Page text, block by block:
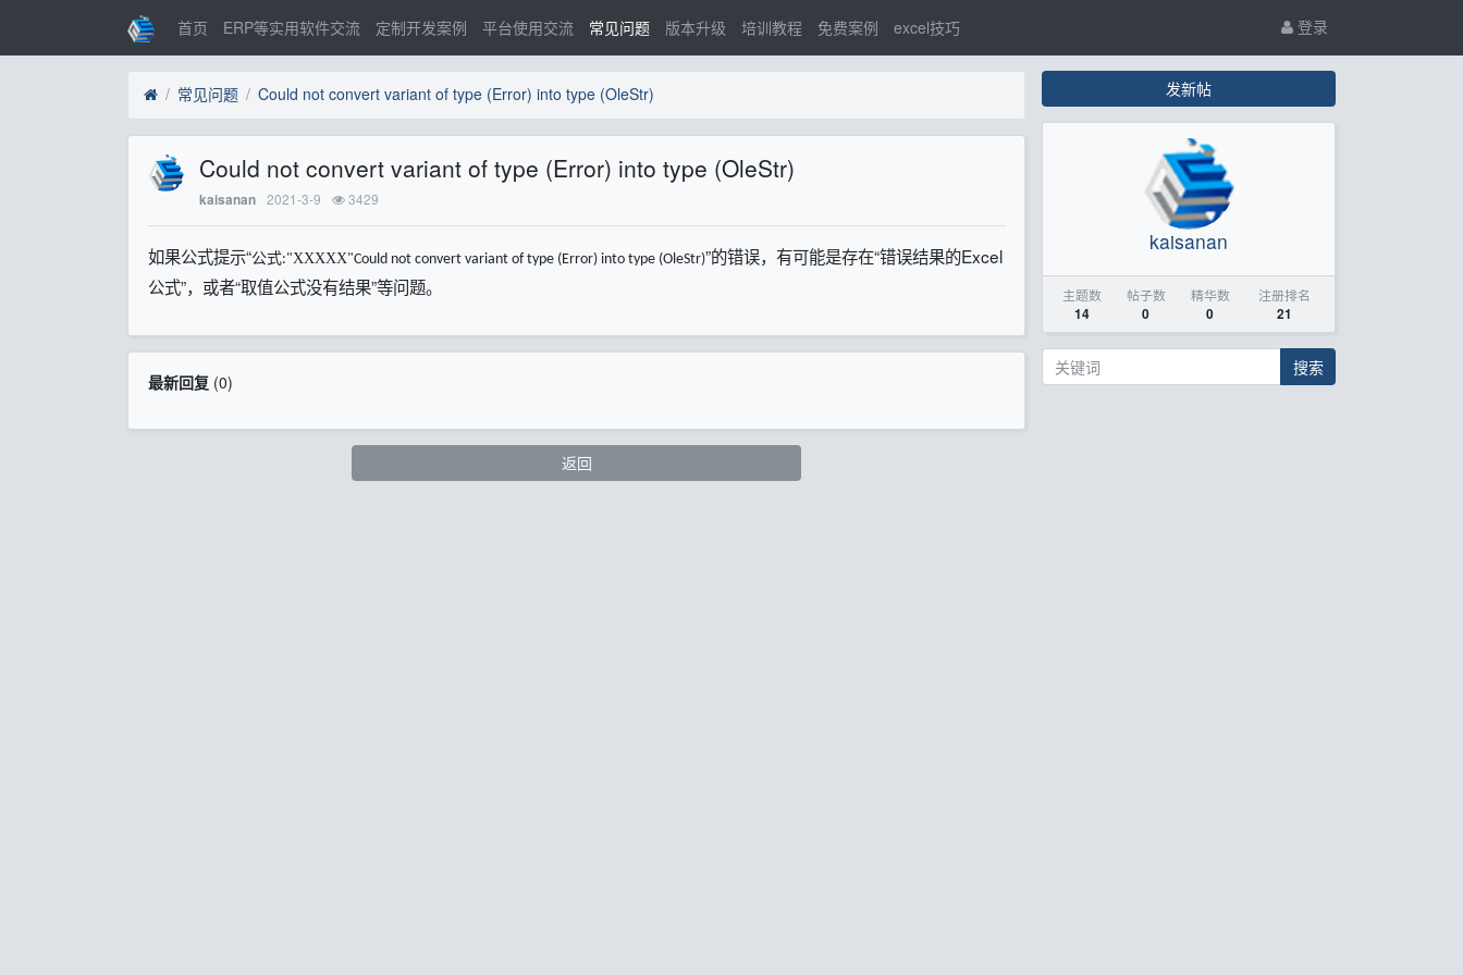
首页 ERP等实用软件交流 定制开发案例 平台使用交流 常见问题 版本升级 培训教程 免费案例 excel技巧 登录
常见问题 Could not convert variant of type (Error) into type (OleStr)
Could not convert variant of type (Error) into type (OleStr)
kaisanan 2021-3-9 3429
如果公式提示“公式:"XXXXX"Could not convert variant of type (Error) into type (OleStr)”的错误，有可能是存在“错误结果的Excel
公式”，或者“取值公式没有结果”等问题。
最新回复(0)
返回
发新帖
kaisanan
主题数
14
帖子数
0
精华数
0
注册排名
21
搜索